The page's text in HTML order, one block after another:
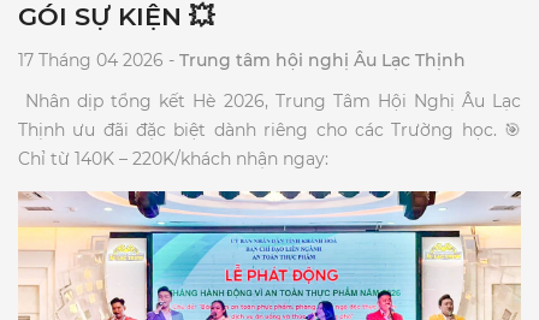
GÓI SỰ KIỆN 💥
17 Tháng 04 2026 - Trung tâm hội nghị Âu Lạc Thịnh
​ Nhân dịp tổng kết Hè 2026, Trung Tâm Hội Nghị Âu Lạc
Thịnh ưu đãi đặc biệt dành riêng cho các Trường học. 🎯